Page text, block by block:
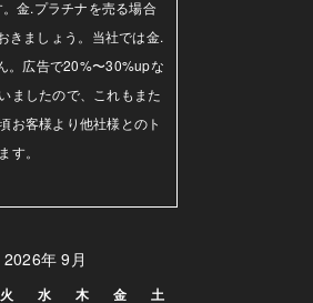
金.プラチナを売る場合
きましょう。当社では金.
。広告で20%〜30%upな
ましたので、これもまた
お客様より他社様とのト
す。
2026年 9月
火 水 木 金 土